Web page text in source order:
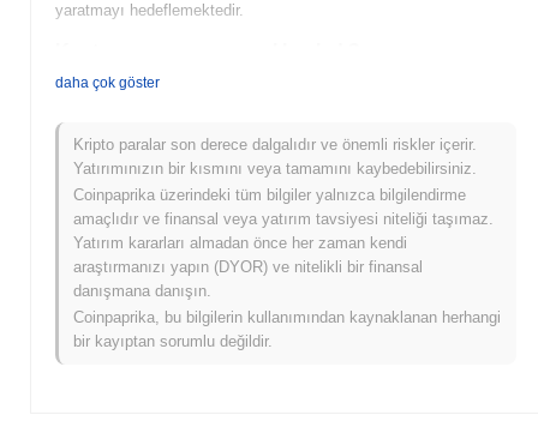
yaratmayı hedeflemektedir.
Kento (KNT0) 2021 yılında piyasaya sürüldü ve çeşitli
ekip tarafından yaratıldı. Başlangıçta birkaç kripto para
borsasında listelenen Kento, kullanıcılara dijital varlık alanında
kesintisiz ve verimli bir deneyim sunmayı amaçlamaktadır.
Projenin erken gelişimi, topluluk katılımına olan bağlılığı ve
kullanılabilirlik ile güvenliği artıran yenilikçi özelliklerin
uygulanmasıyla şekillendi.
Kento için neler geliyor?
Kento (KNT0), 2024 yol haritası boyunca önemli ilerlemeler
kaydetmeye hazırlanıyor. Yaklaşan özellikler arasında, kullanıcı
daha çok göster
Kripto paralar son derece dalgalıdır ve önemli riskler içerir.
Yatırımınızın bir kısmını veya tamamını kaybedebilirsiniz.
Coinpaprika üzerindeki tüm bilgiler yalnızca bilgilendirme
amaçlıdır ve finansal veya yatırım tavsiyesi niteliği taşımaz.
Yatırım kararları almadan önce her zaman kendi
araştırmanızı yapın (DYOR) ve nitelikli bir finansal
danışmana danışın.
Coinpaprika, bu bilgilerin kullanımından kaynaklanan herhangi
bir kayıptan sorumlu değildir.